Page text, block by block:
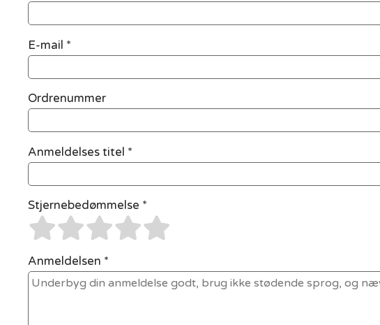
E-mail *
Ordrenummer
Anmeldelses titel *
Stjernebedømmelse *
Anmeldelsen *